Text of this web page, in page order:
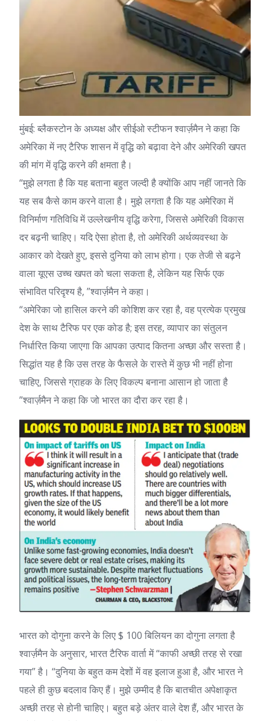
मुंबई: ब्लैकस्टोन के अध्यक्ष और सीईओ स्टीफन श्वार्ज़मैन ने कहा कि
अमेरिका में नए टैरिफ शासन में वृद्धि को बढ़ावा देने और अमेरिकी खपत
की मांग में वृद्धि करने की क्षमता है।
“मुझे लगता है कि यह बताना बहुत जल्दी है क्योंकि आप नहीं जानते कि
यह सब कैसे काम करने वाला है। मुझे लगता है कि यह अमेरिका में
विनिर्माण गतिविधि में उल्लेखनीय वृद्धि करेगा, जिससे अमेरिकी विकास
दर बढ़नी चाहिए। यदि ऐसा होता है, तो अमेरिकी अर्थव्यवस्था के
आकार को देखते हुए, इससे दुनिया को लाभ होगा। एक तेजी से बढ़ने
वाला यूएस उच्च खपत को चला सकता है, लेकिन यह सिर्फ एक
संभावित परिदृश्य है, ”श्वार्ज़मैन ने कहा।
“अमेरिका जो हासिल करने की कोशिश कर रहा है, वह प्रत्येक प्रमुख
देश के साथ टैरिफ पर एक कोड है; इस तरह, व्यापार का संतुलन
निर्धारित किया जाएगा कि आपका उत्पाद कितना अच्छा और सस्ता है।
सिद्धांत यह है कि उस तरह के फैसले के रास्ते में कुछ भी नहीं होना
चाहिए, जिससे ग्राहक के लिए विकल्प बनाना आसान हो जाता है
”श्वार्ज़मैन ने कहा कि जो भारत का दौरा कर रहा है।
भारत को दोगुना करने के लिए $ 100 बिलियन का दोगुना लगता है
श्वार्ज़मैन के अनुसार, भारत टैरिफ वार्ता में “काफी अच्छी तरह से रखा
गया” है। “दुनिया के बहुत कम देशों में वह इलाज हुआ है, और भारत ने
पहले ही कुछ बदलाव किए हैं। मुझे उम्मीद है कि बातचीत अपेक्षाकृत
अच्छी तरह से होनी चाहिए। बहुत बड़े अंतर वाले देश हैं, और भारत के